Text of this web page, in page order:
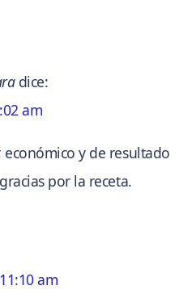
dice:
am
económico y de resultado
por la receta.
am